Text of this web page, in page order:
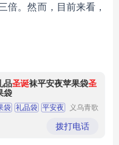
倍。然而，目前来看，
品圣诞袜平安夜苹果袋圣
袋
袋 礼品袋 平安夜
义乌青歌
有限公司
拨打电话